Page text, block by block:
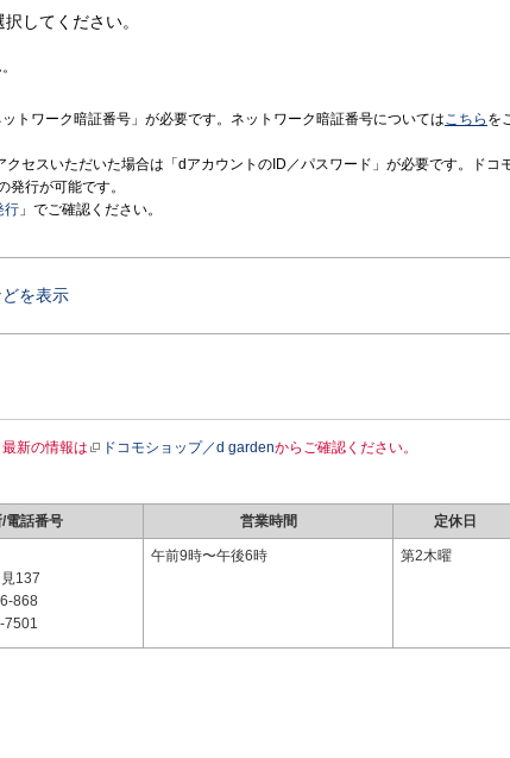
してください。
トワーク暗証番号」が必要です。ネットワーク暗証番号についてはこちら を
セスいただいた場合は「dアカウントのID／パスワード」が必要です。ドコ
行が可能です。
行 」でご確認ください。
を表示
新の情報は ドコモショップ／d gardenからご確認ください。
電話番号 営業時間 定休日
137
868
7501
午前9時〜午後6時 第2木曜